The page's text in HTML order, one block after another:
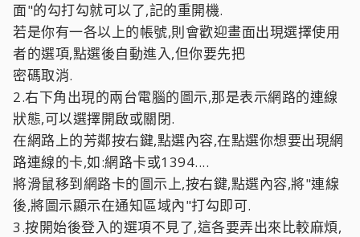
面"的勾打勾就可以了,記的重開機.
若是你有一各以上的帳號,則會歡迎畫面出現選擇使用
者的選項,點選後自動進入,但你要先把
密碼取消.
2.右下角出現的兩台電腦的圖示,那是表示網路的連線
狀態,可以選擇開啟或關閉.
在網路上的芳鄰按右鍵,點選內容,在點選你想要出現網
路連線的卡,如:網路卡或1394....
將滑鼠移到網路卡的圖示上,按右鍵,點選內容,將"連線
後,將圖示顯示在通知區域內"打勾即可.
3.按開始後登入的選項不見了,這各要弄出來比較麻煩,